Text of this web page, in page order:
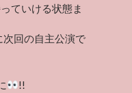
ていける状態ま
回の自主公演で
!!